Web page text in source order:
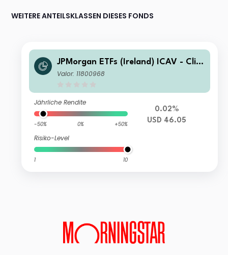
WEITERE ANTEILSKLASSEN DIESES FONDS
JPMorgan ETFs (Ireland) ICAV - Clim
ate Change Solutions Active UCITS
Valor: 11800968
Jährliche Rendite
-50% 0% +50%
Risiko-Level
1 10
0.02%
USD 46.05